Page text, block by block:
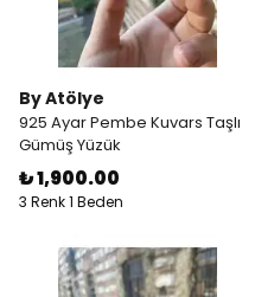
By Atölye
925 Ayar Pembe Kuvars Taşlı
Gümüş Yüzük
₺ 1,900.00
3 Renk 1 Beden